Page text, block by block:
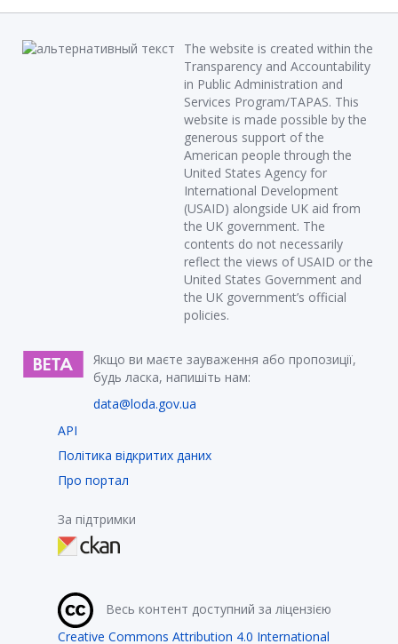
The website is created within the
Transparency and Accountability
in Public Administration and
Services Program/TAPAS. This
website is made possible by the
generous support of the
American people through the
United States Agency for
International Development
(USAID) alongside UK aid from
the UK government. The
contents do not necessarily
reflect the views of USAID or the
United States Government and
the UK government’s official
policies.
Якщо ви маєте зауваження або пропозиції,
будь ласка, напишіть нам:
data@loda.gov.ua
API
Політика відкритих даних
Про портал
За підтримки
Весь контент доступний за ліцензією
Creative Commons Attribution 4.0 International